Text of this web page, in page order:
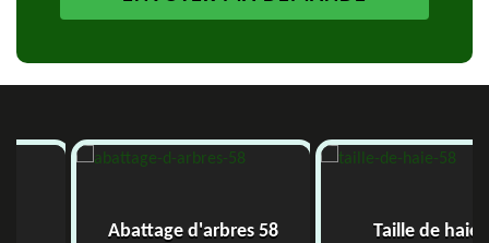
Abattage d'arbres 58 Taille de haie